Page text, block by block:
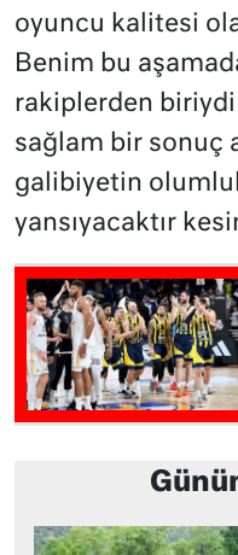
oyuncu kalitesi
Benim bu
rakiplerden
sağlam bir sonuç
galibiyetin
yansıyacaktır